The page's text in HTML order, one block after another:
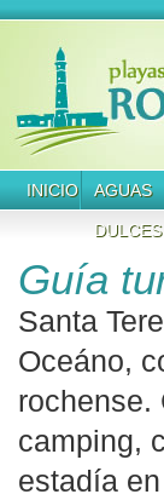
INICIO AGUAS
DULCES
Guía
Santa
Oceáno,
rochense.
camping,
estadía